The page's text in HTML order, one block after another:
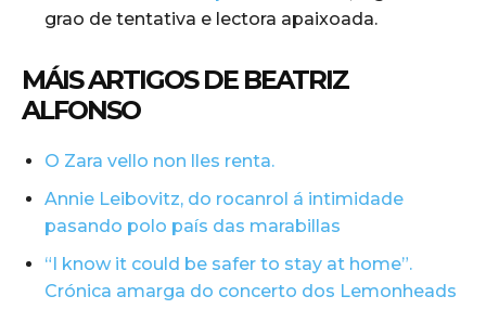
grao de tentativa e lectora apaixoada.
MÁIS ARTIGOS DE BEATRIZ
ALFONSO
O Zara vello non lles renta.
Annie Leibovitz, do rocanrol á intimidade
pasando polo país das marabillas
“I know it could be safer to stay at home”.
Crónica amarga do concerto dos Lemonheads